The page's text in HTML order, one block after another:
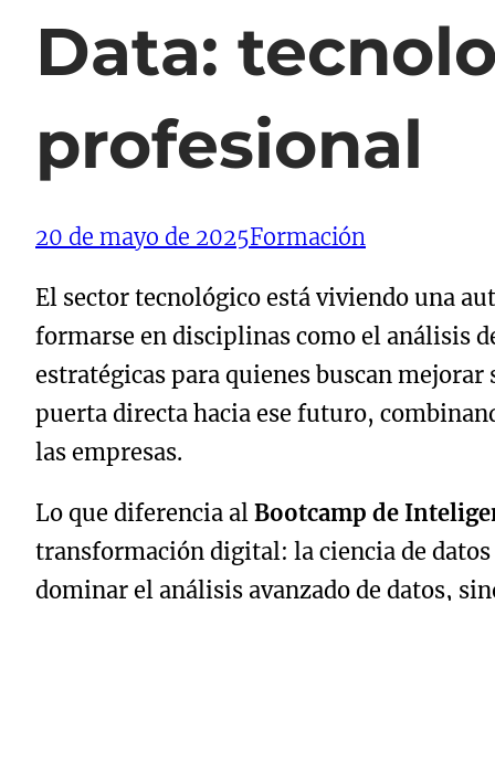
Data:
profesional
20 de mayo de 2025Formación
El sector tecnológico está viviendo una
formarse en disciplinas como el análisis
estratégicas para quienes buscan
puerta directa hacia ese futuro,
las empresas.
Lo que diferencia al Bootcamp de
transformación digital: la ciencia de
dominar el análisis avanzado de datos,